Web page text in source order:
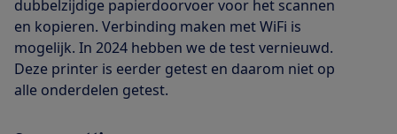
dubbelzijdige papierdoorvoer voor het scannen
en kopieren. Verbinding maken met WiFi is
mogelijk. In 2024 hebben we de test vernieuwd.
Deze printer is eerder getest en daarom niet op
alle onderdelen getest.